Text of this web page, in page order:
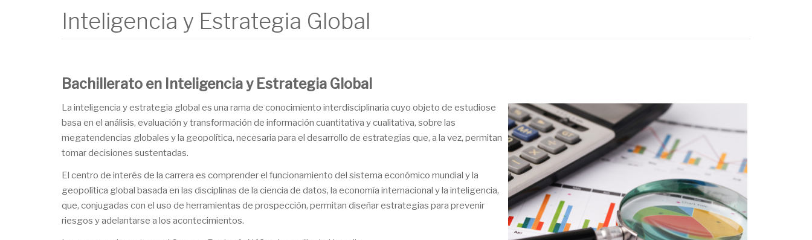
Inteligencia y Estrategia Global
Bachillerato en Inteligencia y Estrategia Global
La inteligencia y estrategia global es una rama de conocimiento interdisciplinaria cuyo objeto de estudiose
basa en el análisis, evaluación y transformación de información cuantitativa y cualitativa, sobre las
megatendencias globales y la geopolítica, necesaria para el desarrollo de estrategias que, a la vez, permitan
tomar decisiones sustentadas.
El centro de interés de la carrera es comprender el funcionamiento del sistema económico mundial y la
geopolítica global basada en las disciplinas de la ciencia de datos, la economía internacional y la inteligencia,
que, conjugadas con el uso de herramientas de prospección, permitan diseñar estrategias para prevenir
riesgos y adelantarse a los acontecimientos.